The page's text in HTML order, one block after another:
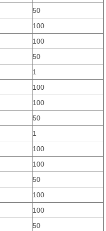
50
100
100
50
1
100
100
50
1
100
100
50
100
100
50